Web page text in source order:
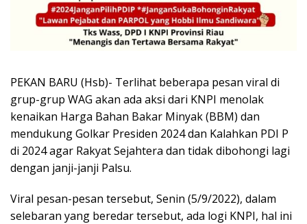
PEKAN BARU (Hsb)- Terlihat beberapa pesan viral di
grup-grup WAG akan ada aksi dari KNPI menolak
kenaikan Harga Bahan Bakar Minyak (BBM) dan
mendukung Golkar Presiden 2024 dan Kalahkan PDI P
di 2024 agar Rakyat Sejahtera dan tidak dibohongi lagi
dengan janji-janji Palsu.
Viral pesan-pesan tersebut, Senin (5/9/2022), dalam
selebaran yang beredar tersebut, ada logi KNPI, hal ini